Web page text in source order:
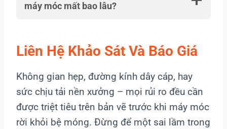
máy móc mất bao lâu?
Liên Hệ Khảo Sát Và Báo Giá
Không gian hẹp, đường kính dây cáp, hay
sức chịu tải nền xưởng – mọi rủi ro đều cần
được triệt tiêu trên bản vẽ trước khi máy móc
rời khỏi bệ móng. Đừng để một sai lầm trong